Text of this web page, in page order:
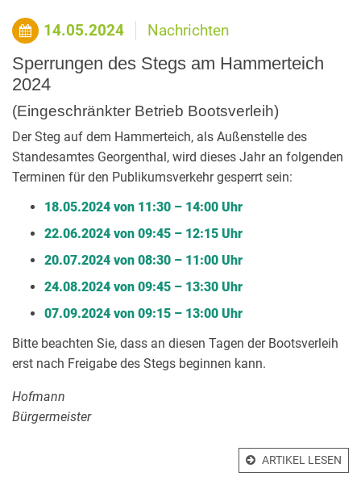
14.05.2024 Nachrichten
Sperrungen des Stegs am Hammerteich
2024
(Eingeschränkter Betrieb Bootsverleih)
Der Steg auf dem Hammerteich, als Außenstelle des
Standesamtes Georgenthal, wird dieses Jahr an folgenden
Terminen für den Publikumsverkehr gesperrt sein:
18.05.2024 von 11:30 – 14:00 Uhr
22.06.2024 von 09:45 – 12:15 Uhr
20.07.2024 von 08:30 – 11:00 Uhr
24.08.2024 von 09:45 – 13:30 Uhr
07.09.2024 von 09:15 – 13:00 Uhr
Bitte beachten Sie, dass an diesen Tagen der Bootsverleih
erst nach Freigabe des Stegs beginnen kann.
Hofmann
Bürgermeister
ARTIKEL LESEN